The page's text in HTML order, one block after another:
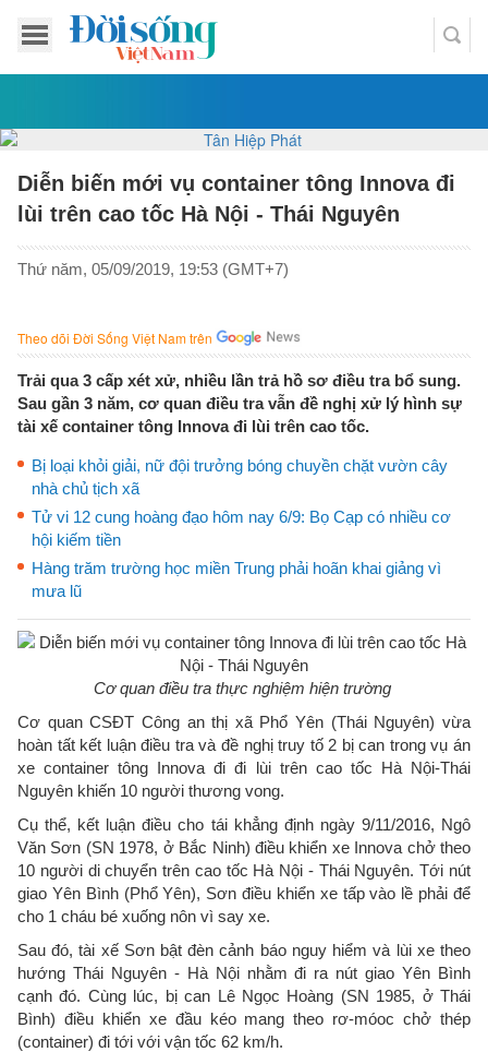
Diễn biến mới vụ container tông Innova đi
lùi trên cao tốc Hà Nội - Thái Nguyên
Thứ năm, 05/09/2019, 19:53 (GMT+7)
Theo dõi Đời Sống Việt Nam trên
Trải qua 3 cấp xét xử, nhiều lần trả hồ sơ điều tra bổ sung.
Sau gần 3 năm, cơ quan điều tra vẫn đề nghị xử lý hình sự
tài xế container tông Innova đi lùi trên cao tốc.
Bị loại khỏi giải, nữ đội trưởng bóng chuyền chặt vườn cây
nhà chủ tịch xã
Tử vi 12 cung hoàng đạo hôm nay 6/9: Bọ Cạp có nhiều cơ
hội kiếm tiền
Hàng trăm trường học miền Trung phải hoãn khai giảng vì
mưa lũ
Cơ quan điều tra thực nghiệm hiện trường
Cơ quan CSĐT Công an thị xã Phổ Yên (Thái Nguyên) vừa
hoàn tất kết luận điều tra và đề nghị truy tố 2 bị can trong vụ án
xe container tông Innova đi đi lùi trên cao tốc Hà Nội-Thái
Nguyên khiến 10 người thương vong.
Cụ thể, kết luận điều cho tái khẳng định ngày 9/11/2016, Ngô
Văn Sơn (SN 1978, ở Bắc Ninh) điều khiển xe Innova chở theo
10 người di chuyển trên cao tốc Hà Nội - Thái Nguyên. Tới nút
giao Yên Bình (Phổ Yên), Sơn điều khiển xe tấp vào lề phải để
cho 1 cháu bé xuống nôn vì say xe.
Sau đó, tài xế Sơn bật đèn cảnh báo nguy hiểm và lùi xe theo
hướng Thái Nguyên - Hà Nội nhằm đi ra nút giao Yên Bình
cạnh đó. Cùng lúc, bị can Lê Ngọc Hoàng (SN 1985, ở Thái
Bình) điều khiển xe đầu kéo mang theo rơ-móoc chở thép
(container) đi tới với vận tốc 62 km/h.